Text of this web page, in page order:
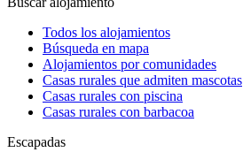
Todos los alojamientos
Búsqueda en mapa
Alojamientos por comunidades
Casas rurales que admiten mascotas
Casas rurales con piscina
Casas rurales con barbacoa
Escapadas